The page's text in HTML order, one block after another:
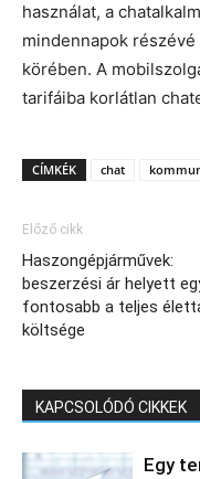
használat, a
mindennapok
körében. A
tarifáiba korlátlan
CÍMKÉK chat
Előző cikk
Haszongépjárművek:
beszerzési ár helyett
fontosabb a teljes
költsége
KAPCSOLÓDÓ CIKKEK
Egy